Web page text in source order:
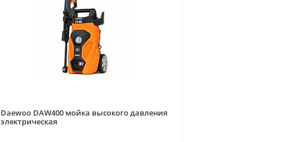
Daewoo DAW400 мойка высокого давления
электрическая